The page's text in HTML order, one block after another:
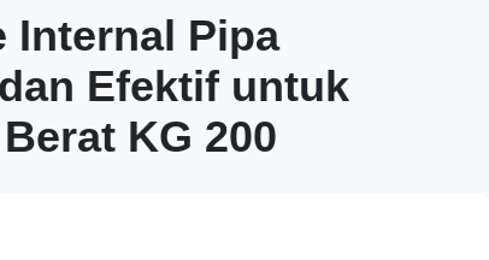
Internal Pipa
Efektif untuk
KG 200